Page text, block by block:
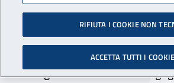
patrono
Nella giornata del 25 febbraio
chiusi gli uffici della sede di
RIFIUTA I COOKIE NON
ACCETTA TUTTI I COOKIE